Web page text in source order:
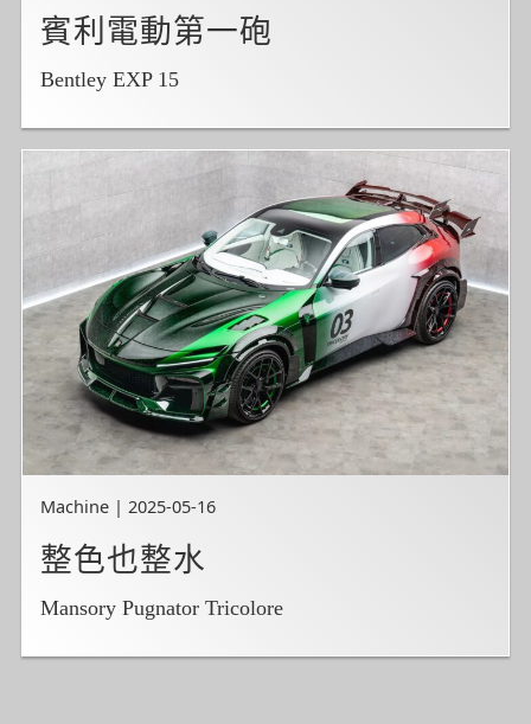
賓利電動第一砲
Bentley EXP 15
Machine | 2025-05-16
整色也整水
Mansory Pugnator Tricolore